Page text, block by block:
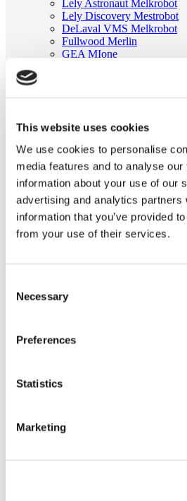
This website uses cookies
We use cookies to personalise
media features and to analyse
information about your use of our
advertising and analytics
information that you’ve provided
from your use of their services.
Selection
Necessary
Preferences
Statistics
Marketing
Lely Astronaut Melkrobot
Lely Discovery Mestrobot
DeLaval VMS Melkrobot
Fullwood Merlin
GEA MIone
stalartikelen
Home
Melkmachine
Tepelvoering passend voor
Flexhead
Ga naar het einde van de afbeeldingen-